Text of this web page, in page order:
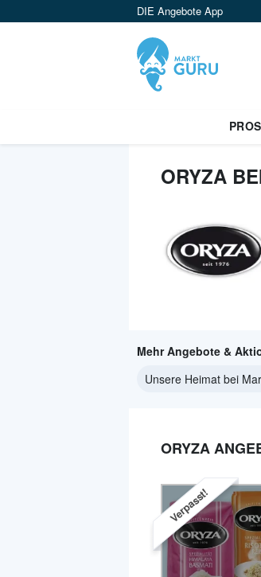
DIE Angebote App
ORYZA
Mehr Angebote &
Unsere Heimat bei
ORYZA
Verpasst!